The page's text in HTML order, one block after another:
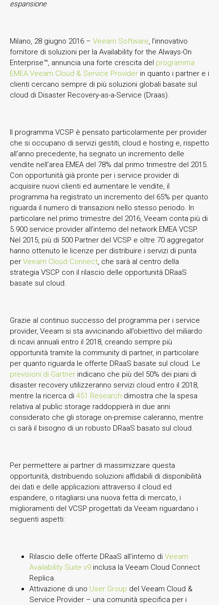
espansione
Milano, 28 giugno 2016 – Veeam Software, l’innovativo
fornitore di soluzioni per la Availability for the Always-On
Enterprise™, annuncia una forte crescita del programma
EMEA Veeam Cloud & Service Provider in quanto i partner e i
clienti cercano sempre di più soluzioni globali basate sul
cloud di Disaster Recovery-as-a-Service (Draas).
Il programma VCSP è pensato particolarmente per provider
che si occupano di servizi gestiti, cloud e hosting e, rispetto
all’anno precedente, ha segnato un incremento delle
vendite nell’area EMEA del 78% dal primo trimestre del 2015.
Con opportunità già pronte per i service provider di
acquisire nuovi clienti ed aumentare le vendite, il
programma ha registrato un incremento del 65% per quanto
riguarda il numero di transazioni nello stesso periodo. In
particolare nel primo trimestre del 2016, Veeam conta più di
5.900 service provider all’interno del network EMEA VCSP.
Nel 2015, più di 500 Partner del VCSP e oltre 70 aggregator
hanno ottenuto le licenze per distribuire i servizi di punta
per Veeam Cloud Connect, che sarà al centro della
strategia VSCP con il rilascio delle opportunità DRaaS
basate sul cloud.
Grazie al continuo successo del programma per i service
provider, Veeam si sta avvicinando all’obiettivo del miliardo
di ricavi annuali entro il 2018, creando sempre più
opportunità tramite la community di partner, in particolare
per quanto riguarda le offerte DRaaS basate sul cloud. Le
previsioni di Gartner indicano che più del 50% dei piani di
disaster recovery utilizzeranno servizi cloud entro il 2018,
mentre la ricerca di 451 Research dimostra che la spesa
relativa al public storage raddoppierà in due anni
considerato che gli storage on-premise caleranno, mentre
ci sarà il bisogno di un robusto DRaaS basato sul cloud.
Per permettere ai partner di massimizzare questa
opportunità, distribuendo soluzioni affidabili di disponibilità
dei dati e delle applicazioni attraverso il cloud ed
espandere, o ritagliarsi una nuova fetta di mercato, i
miglioramenti del VCSP progettati da Veeam riguardano i
seguenti aspetti:
Rilascio delle offerte DRaaS all’interno di Veeam
Availability Suite v9 inclusa la Veeam Cloud Connect
Replica.
Attivazione di uno User Group del Veeam Cloud &
Service Provider – una comunità specifica per i